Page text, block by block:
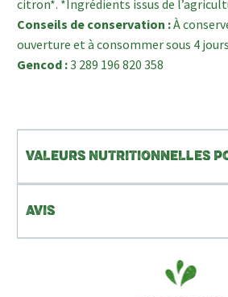
citron*. *Ingrédients issus de
Conseils de conservation :À
ouverture et à consommer sous 4
Gencod :3 289 196 820 358
VALEURS NUTRITIONNELLES
AVIS